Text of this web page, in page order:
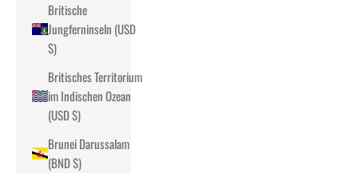
Britische
Jungferninseln (USD
$)
Britisches Territorium
im Indischen Ozean
(USD $)
Brunei Darussalam
(BND $)